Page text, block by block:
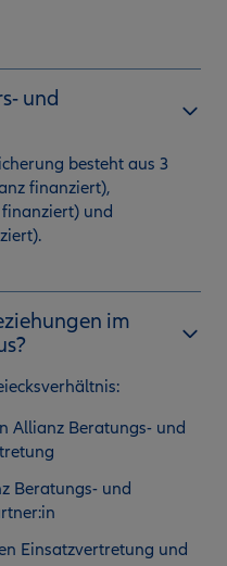
und
besteht aus 3
finanziert),
und
im
Allianz Beratungs- und
Beratungs- und
Einsatzvertretung und